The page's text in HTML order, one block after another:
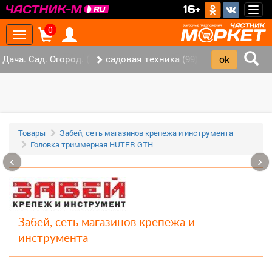
16+
Toggle
navigation
0
Дача. Сад. Огород. (147)садовая техника (99)
Товары
Забей, сеть магазинов крепежа и инструмента
Головка триммерная HUTER GTH
Забей, сеть магазинов крепежа и
инструмента
‹ ›